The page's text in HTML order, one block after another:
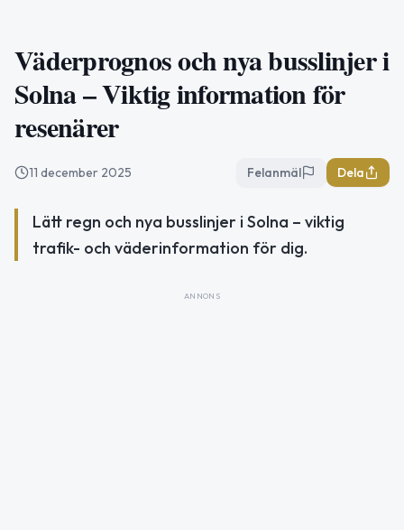
Väderprognos och nya busslinjer i
Solna – Viktig information för
resenärer
11 december 2025 Felanmäl Dela
Lätt regn och nya busslinjer i Solna – viktig
trafik- och väderinformation för dig.
ANNONS